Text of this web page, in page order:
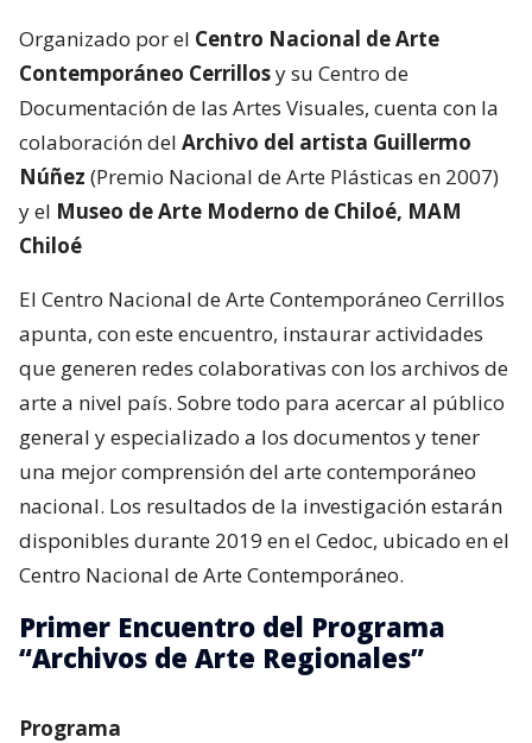
Organizado por el Centro Nacional de Arte
Contemporáneo Cerrillosy su Centro de
Documentación de las Artes Visuales, cuenta con la
colaboración del Archivo del artista Guillermo
Núñez (Premio Nacional de Arte Plásticas en 2007)
y el Museo de Arte Moderno de Chiloé, MAM
Chiloé
El Centro Nacional de Arte Contemporáneo Cerrillos
apunta, con este encuentro, instaurar actividades
que generen redes colaborativas con los archivos de
arte a nivel país. Sobre todo para acercar al público
general y especializado a los documentos y tener
una mejor comprensión del arte contemporáneo
nacional. Los resultados de la investigación estarán
disponibles durante 2019 en el Cedoc, ubicado en el
Centro Nacional de Arte Contemporáneo.
Primer Encuentro del Programa
“Archivos de Arte Regionales”
Programa